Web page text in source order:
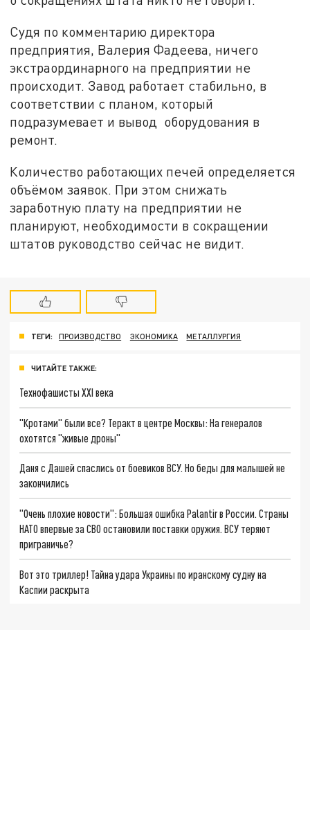
Судя по комментарию директора
предприятия, Валерия Фадеева, ничего
экстраординарного на предприятии не
происходит. Завод работает стабильно, в
соответствии с планом, который
подразумевает и вывод оборудования в
ремонт.
Количество работающих печей определяется
объёмом заявок. При этом снижать
заработную плату на предприятии не
планируют, необходимости в сокращении
штатов руководство сейчас не видит.
ТЕГИ: ПРОИЗВОДСТВО ЭКОНОМИКА МЕТАЛЛУРГИЯ
ЧИТАЙТЕ ТАКЖЕ:
Технофашисты XXI века
"Кротами" были все? Теракт в центре Москвы: На генералов
охотятся "живые дроны"
Даня с Дашей спаслись от боевиков ВСУ. Но беды для малышей не
закончились
"Очень плохие новости": Большая ошибка Palantir в России. Страны
НАТО впервые за СВО остановили поставки оружия. ВСУ теряют
приграничье?
Вот это триллер! Тайна удара Украины по иранскому судну на
Каспии раскрыта